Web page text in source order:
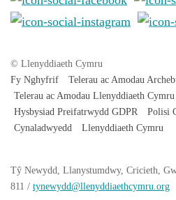
© Llenyddiaeth Cymru
Fy Nghyfrif
Telerau ac Amodau
Telerau ac Amodau Llenyddiaeth Cymru
Hysbysiad Preifatrwydd GDPR
Polisi
Cynaladwyedd
Llenyddiaeth Cymru
Tŷ Newydd
, Llanystumdwy, Cricieth,
811 / tynewydd@llenyddiaethcymru.org